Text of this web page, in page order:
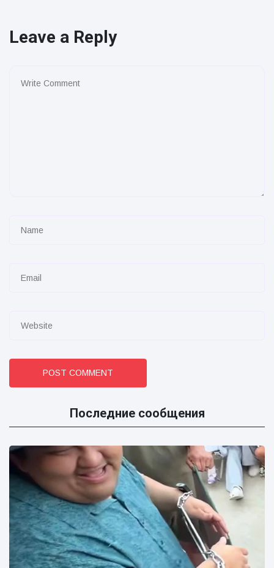
Leave a Reply
POST COMMENT
Последние сообщения